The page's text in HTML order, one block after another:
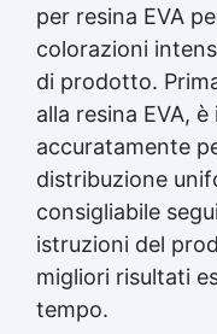
per resina EVA
colorazioni
di prodotto.
alla resina EVA,
accuratamente
distribuzione
consigliabile
istruzioni del
migliori risultati
tempo.